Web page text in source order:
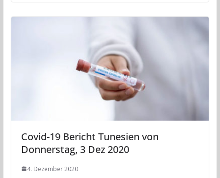
Covid-19 Bericht Tunesien von
Donnerstag, 3 Dez 2020
4. Dezember 2020